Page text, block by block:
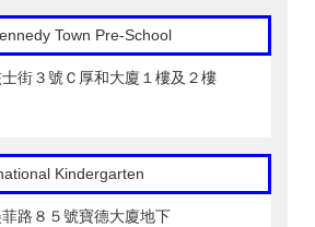
Town Pre-School
街３號Ｃ厚和大廈１樓及２樓
Kindergarten
路８５號寶德大廈地下